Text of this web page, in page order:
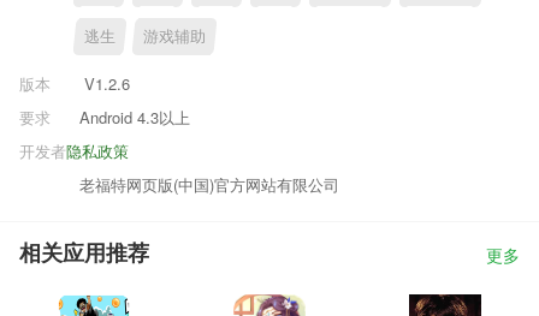
逃生 游戏辅助
版本
V1.2.6
要求
Android 4.3以上
隐私政策
开发者
老福特网页版(中国)官方网站有限公司
相关应用推荐 更多